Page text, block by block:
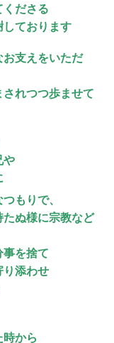
ださる
ております
支えをいただ
れつつ歩ませて
や
もりで、
ぬ様に宗教など
を捨て
り添わせ
から